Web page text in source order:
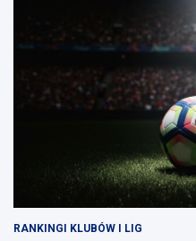
RANKINGI KLUBÓW I LIG